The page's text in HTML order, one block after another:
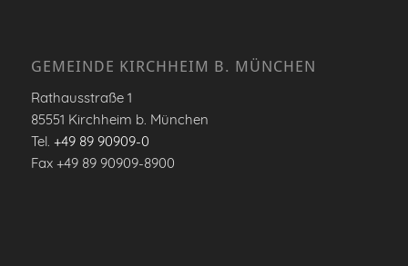
GEMEINDE KIRCHHEIM B. MÜNCHEN
Rathausstraße 1
85551 Kirchheim b. München
Tel. +49 89 90909-0
Fax +49 89 90909-8900